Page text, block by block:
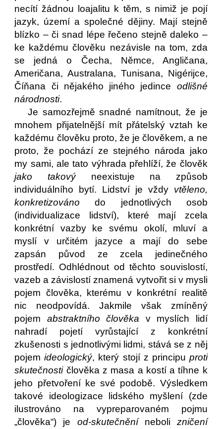
necítí žádnou loajalitu k těm, s nimiž je pojí
jazyk, území a společné dějiny. Mají stejně
blízko – či snad lépe řečeno stejně daleko –
ke každému člověku nezávisle na tom, zda
se jedná o Čecha, Němce, Angličana,
Američana, Australana, Tunisana, Nigérijce,
Číňana či nějakého jiného jedince odlišné
národnosti.
Je samozřejmě snadné namítnout, že je
mnohem přijatelnější mít přátelský vztah ke
každému člověku proto, že je člověkem, a ne
proto, že pochází ze stejného národa jako
my sami, ale tato výhrada přehlíží, že člověk
jako takovýneexistuje na způsob
individuálního bytí. Lidství je vždy vtěleno,
konkretizováno do jednotlivých osob
(individualizace lidství), které mají zcela
konkrétní vazby ke svému okolí, mluví a
myslí v určitém jazyce a mají do sebe
zapsán původ ze zcela jedinečného
prostředí. Odhlédnout od těchto souvislostí,
vazeb a závislostí znamená vytvořit si v mysli
pojem člověka, kterému v konkrétní realitě
nic neodpovídá. Jakmile však zmíněný
pojem abstraktního člověka v myslích lidí
nahradí pojetí vyrůstající z konkrétní
zkušenosti s jednotlivými lidmi, stává se z něj
pojemideologický, který stojí z principu proti
skutečnostičlověka z masa a kostí a tíhne k
jeho přetvoření ke své podobě. Výsledkem
takové ideologizace lidského myšlení (zde
ilustrováno na vypreparovaném pojmu
„člověka“) je od-skutečněníneboli zničení